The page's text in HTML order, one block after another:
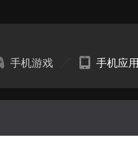
手机游戏 手机应用